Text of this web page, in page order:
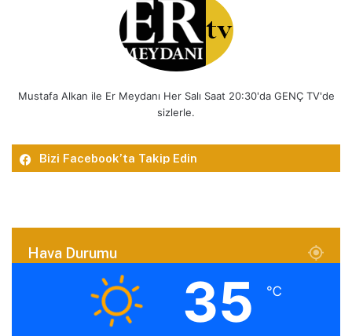
Mustafa Alkan ile Er Meydanı Her Salı Saat 20:30'da GENÇ TV'de
sizlerle.
Bizi Facebook’ta Takip Edin
Hava Durumu
35 ℃